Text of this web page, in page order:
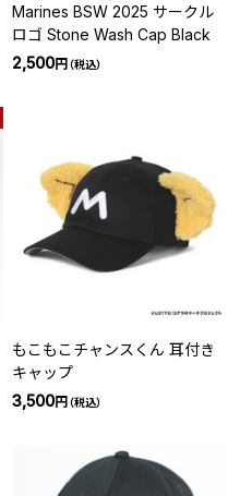
Marines BSW 2025 サークル
ロゴ Stone Wash Cap Black
2,500円（税込）
もこもこチャンスくん 耳付き
キャップ
3,500円（税込）